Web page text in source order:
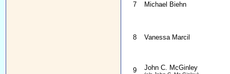
7 Michael Biehn
8 Vanessa Marcil
9 John C. McGinley